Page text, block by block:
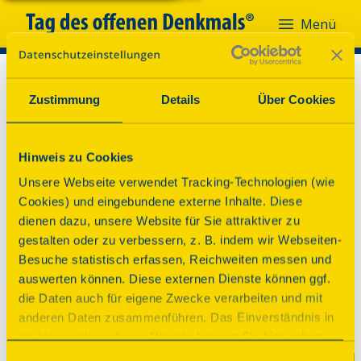
Zustimmung Details Über Cookies
Hinweis zu Cookies
Unsere Webseite verwendet Tracking-Technologien (wie
Cookies) und eingebundene externe Inhalte. Diese
dienen dazu, unsere Website für Sie attraktiver zu
gestalten oder zu verbessern, z. B. indem wir Webseiten-
Besuche statistisch erfassen, Reichweiten messen und
auswerten können. Diese externen Dienste können ggf.
die Daten auch für eigene Zwecke verarbeiten und mit
anderen Daten zusammenführen. Das Einverständnis in
die Verwendung dieser Dienste können Sie hier geben.
Menü